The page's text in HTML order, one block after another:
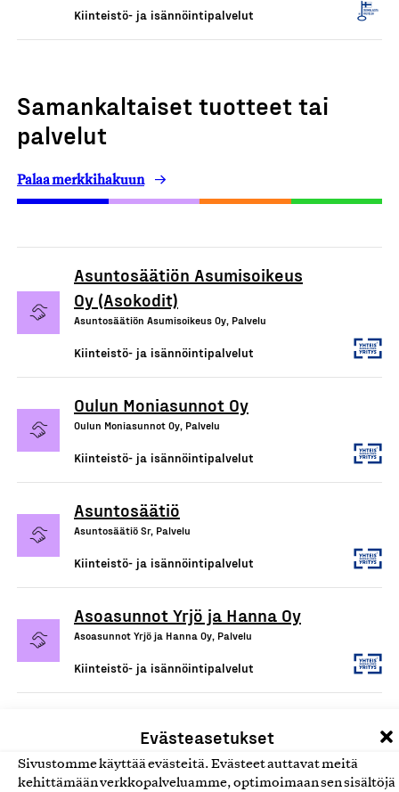
Evästeasetukset
Sivustomme käyttää evästeitä. Evästeet auttavat meitä
kehittämään verkkopalveluamme, optimoimaan sen sisältöjä
Kiinteistö- ja isännöintipalvelut
Samankaltaiset tuotteet tai
palvelut
Palaa merkkihakuun
Asuntosäätiön Asumisoikeus
Oy (Asokodit)
Asuntosäätiön Asumisoikeus Oy, Palvelu
Kiinteistö- ja isännöintipalvelut
Oulun Moniasunnot Oy
Oulun Moniasunnot Oy, Palvelu
Kiinteistö- ja isännöintipalvelut
Asuntosäätiö
Asuntosäätiö Sr, Palvelu
Kiinteistö- ja isännöintipalvelut
Asoasunnot Yrjö ja Hanna Oy
Asoasunnot Yrjö ja Hanna Oy, Palvelu
Kiinteistö- ja isännöintipalvelut
Nokikaveri Oy, Palvelu
Kiinteistö- ja isännöintipalvelut